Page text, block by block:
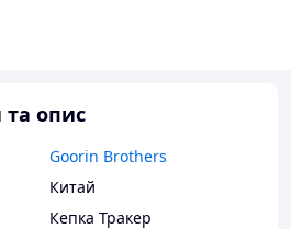
та опис
Goorin Brothers
Китай
Кепка Тракер